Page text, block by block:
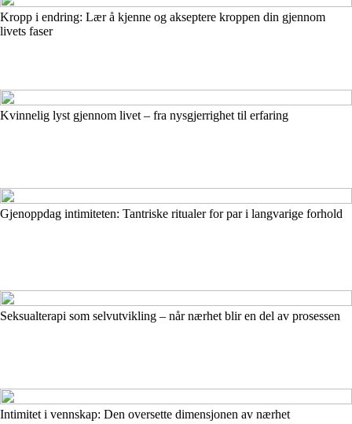
Kropp i endring: Lær å kjenne og akseptere kroppen din gjennom
livets faser
Kvinnelig lyst gjennom livet – fra nysgjerrighet til erfaring
Gjenoppdag intimiteten: Tantriske ritualer for par i langvarige forhold
Seksualterapi som selvutvikling – når nærhet blir en del av prosessen
Intimitet i vennskap: Den oversette dimensjonen av nærhet